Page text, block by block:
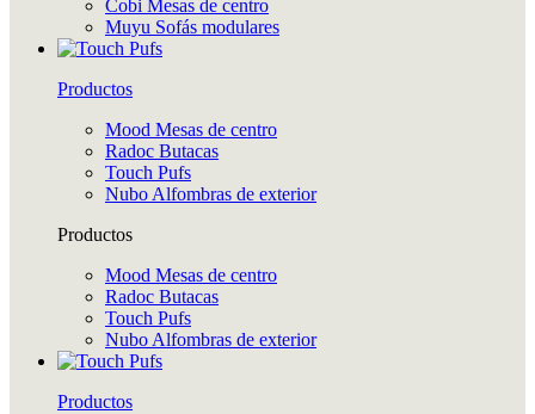
Cobi Mesas de centro
Muyu Sofás modulares
Productos
Mood Mesas de centro
Radoc Butacas
Touch Pufs
Nubo Alfombras de exterior
Productos
Mood Mesas de centro
Radoc Butacas
Touch Pufs
Nubo Alfombras de exterior
Productos